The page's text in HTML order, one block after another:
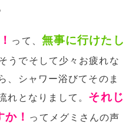
って、 無事に行けたし
うでそして少々お疲れな
、シャワー浴びてそのま
れとなりまして。 それじ
！ ってメグミさんの声